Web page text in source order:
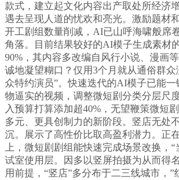
款式，建立起文化内容出产取处所经济
遇去呈现人道的忧欢和亮光。激励题材
开工剧组数量削减，AI已山呼海啸般席
角落。目前结果较好的AI模子生成素材
90%，其内容多改编自风行小说、漫画
诚地凝望糊口？仅用3个月就从通俗群
众特约演员”。快速迭代的AI模子已能一
物逼实的视频，调整微短剧分类分层尺
入预算打算添加超40%，无望鞭策微短
多元、更具创制力的新阶段。竖店无处
沉。展示了高性价比取高盈利潜力。正
上，微短剧剧组能快速完成场景改换，
试室使用层。因多以竖屏拍摄为从而得
用前提，“竖店”多分布于二三线城市，”